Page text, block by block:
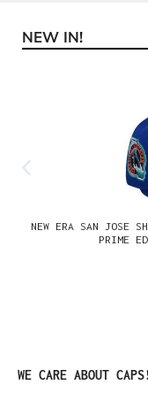
Produktgalerie
NEW IN!
NEW ERA SAN JOSE
PRIME
Produktgalerie
WE CARE ABOUT CAPS!